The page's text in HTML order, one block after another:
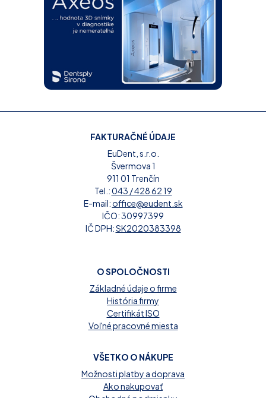
FAKTURAČNÉ ÚDAJE
EuDent, s.r.o.
Švermova 1
911 01 Trenčín
Tel.:043 / 428 62 19
E-mail:office@eudent.sk
IČO: 30997399
IČ DPH:SK2020383398
O SPOLOČNOSTI
Základné údaje o firme
História firmy
Certifikát ISO
Voľné pracovné miesta
VŠETKO O NÁKUPE
Možnosti platby a doprava
Ako nakupovať